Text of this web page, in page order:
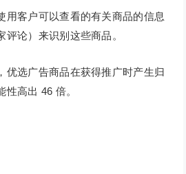
用客户可以查看的有关商品的信息
评论）来识别这些商品。
优选广告商品在获得推广时产生归
高出 46 倍。